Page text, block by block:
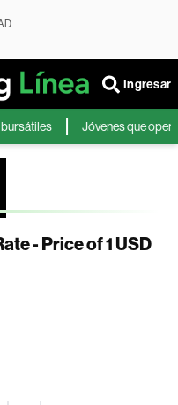
Ingresar
Jóvenes que operan en
- Price of 1 USD